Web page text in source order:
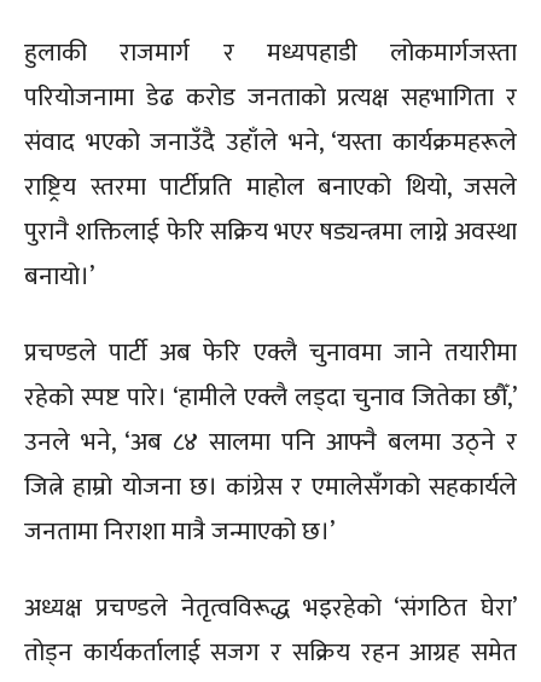
हुलाकी राजमार्ग र मध्यपहाडी लोकमार्गजस्ता
परियोजनामा डेढ करोड जनताको प्रत्यक्ष सहभागिता र
संवाद भएको जनाउँदै उहाँले भने, ‘यस्ता कार्यक्रमहरूले
राष्ट्रिय स्तरमा पार्टीप्रति माहोल बनाएको थियो, जसले
पुरानै शक्तिलाई फेरि सक्रिय भएर षड्यन्त्रमा लाग्ने अवस्था
बनायो।’
प्रचण्डले पार्टी अब फेरि एक्लै चुनावमा जाने तयारीमा
रहेको स्पष्ट पारे। ‘हामीले एक्लै लड्दा चुनाव जितेका छौँ,’
उनले भने, ‘अब ८४ सालमा पनि आफ्नै बलमा उठ्ने र
जित्ने हाम्रो योजना छ। कांग्रेस र एमालेसँगको सहकार्यले
जनतामा निराशा मात्रै जन्माएको छ।’
अध्यक्ष प्रचण्डले नेतृत्वविरूद्ध भइरहेको ‘संगठित घेरा’
तोड्न कार्यकर्तालाई सजग र सक्रिय रहन आग्रह समेत